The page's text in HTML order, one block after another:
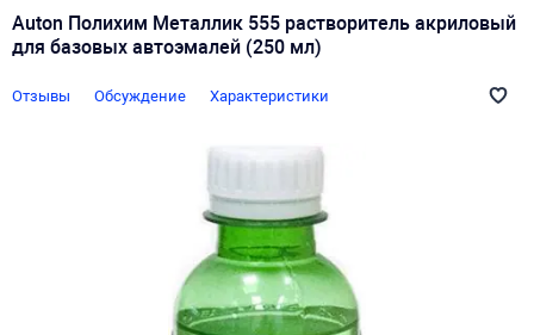
Auton Полихим Металлик 555 растворитель акриловый
для базовых автоэмалей (250 мл)
Отзывы Обсуждение Характеристики